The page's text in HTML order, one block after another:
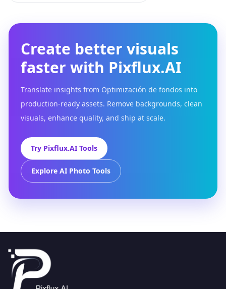
Create better visuals
faster with Pixflux.AI
Translate insights from Optimización de fondos into
production-ready assets. Remove backgrounds, clean
visuals, enhance quality, and ship at scale.
Try Pixflux.AI Tools
Explore AI Photo Tools